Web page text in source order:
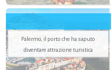
Palermo, il porto che ha saputo
diventare attrazione turistica